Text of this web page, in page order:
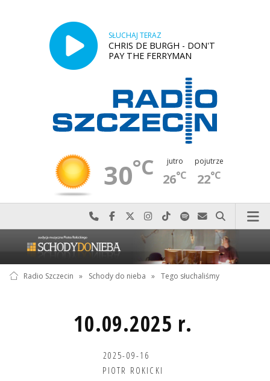
SŁUCHAJ TERAZ
CHRIS DE BURGH - DON'T
PAY THE FERRYMAN
30°C jutro
26°C
pojutrze
22°C
Najlepiej po prostu do nas zadzwoń
Odwiedź nas na Facebook-u
Odwiedź nas na X
Odwiedź nas na Instagram-ie
Odwiedź nas na TikTok-u
Szukaj nas na Spotify
Wyślij do nas
Szukaj
Radio Szczecin » Schody do nieba » Tego słuchaliśmy
10.09.2025 r.
2025-09-16
PIOTR ROKICKI